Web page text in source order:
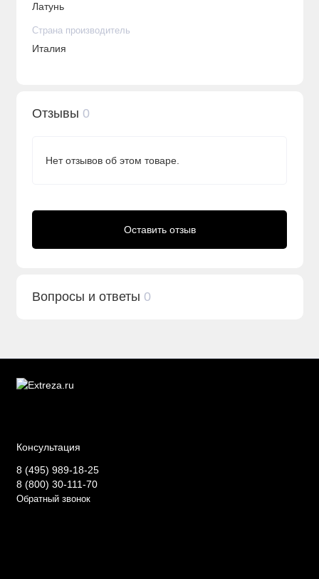
Латунь
Страна производитель
Италия
Отзывы 0
Нет отзывов об этом товаре.
Оставить отзыв
Вопросы и ответы 0
Консультация
8 (495) 989-18-25
8 (800) 30-111-70
Обратный звонок